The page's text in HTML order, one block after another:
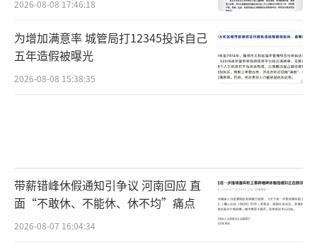
2026-08-08 17:46:18
为增加满意率 城管局打12345投诉自己
五年造假被曝光
2026-08-08 15:38:35
带薪错峰休假通知引争议 河南回应 直
面“不敢休、不能休、休不均”痛点
2026-08-07 16:04:34